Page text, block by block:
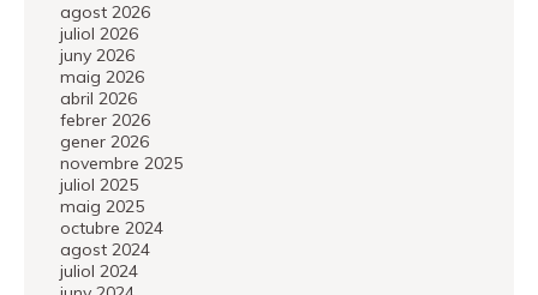
agost 2026
juliol 2026
juny 2026
maig 2026
abril 2026
febrer 2026
gener 2026
novembre 2025
juliol 2025
maig 2025
octubre 2024
agost 2024
juliol 2024